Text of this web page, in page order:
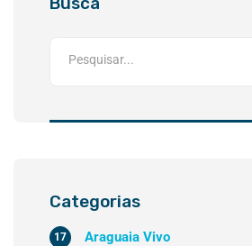
Categorias
Araguaia Vivo
17